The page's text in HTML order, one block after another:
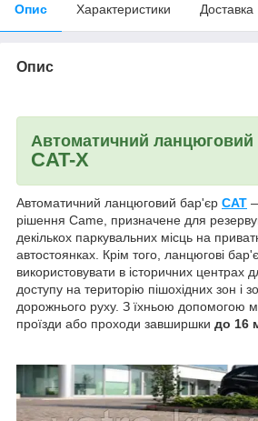
Опис Характеристики Доставка
Опис
Автоматичний ланцюговий
CAT-X
Автоматичний ланцюговий бар'єр CAT
рішення Came, призначене для
декількох паркувальних місць на
автостоянках. Крім того, ланцюгові
використовувати в історичних центрах
доступу на територію пішохідних зон і
дорожнього руху. З їхньою допомогою
проїзди або проходи завширшки до 16